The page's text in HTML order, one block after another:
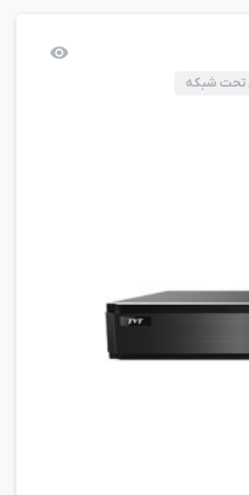
تحت شبکه